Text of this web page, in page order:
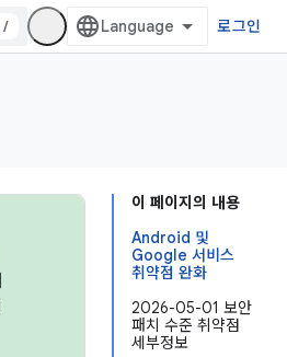
/ 로그인
이 페이지의 내용
Android 및
Google 서비스
취약점 완화
2026-05-01 보안
패치 수준 취약점
세부정보